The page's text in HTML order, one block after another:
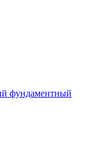
фундаментный